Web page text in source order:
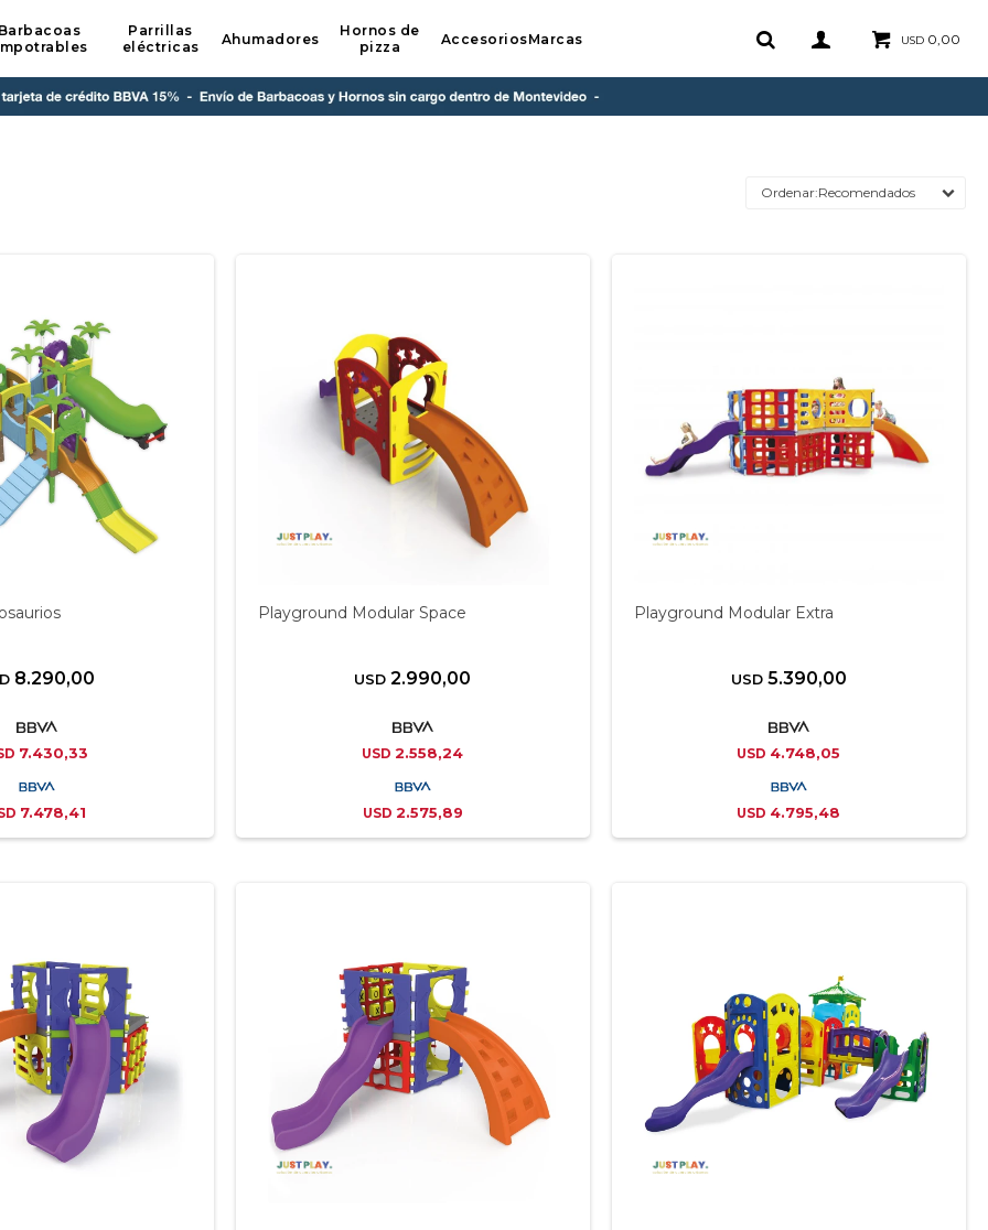
Parrillas
eléctricas
Ahumadores
Hornos de
pizza
AccesoriosMarcas USD 0,00
Recomendados
8.290,00
7.430,33
7.478,41
Playground Modular Space
USD 2.990,00
USD 2.558,24
USD 2.575,89
Playground Modular Extra
USD 5.390,00
USD 4.748,05
USD 4.795,48